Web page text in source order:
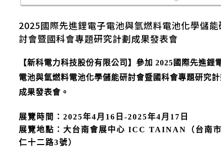
2025國際先進鋰電子電池與氫燃料電池化學儲能
討會暨國科會專題研究計劃成果發表會
【新科電力科技股份有限公司】參加 2025國際先進鋰
電池與氫燃料電池化學儲能研討會暨國科會專題研究
成果發表會。
展覽時間：2025年4月16日-2025年4月17日
展覽地點：大台南會展中心 ICC TAINAN（台南
仁十二路3號）